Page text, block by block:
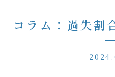
コラム：過失割